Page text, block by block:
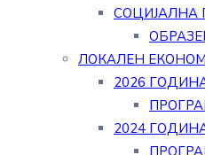
ЛОКАЛЕН
2026
2024